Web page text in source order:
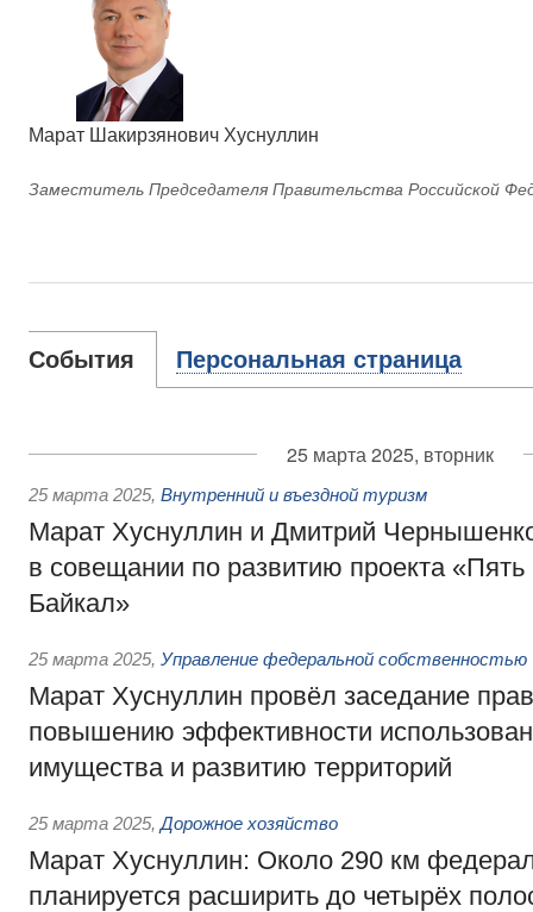
Марат Шакирзянович Хуснуллин
Заместитель Председателя Правительства Российской
События Персональная страница
25 марта 2025, вторник
25 марта 2025, Внутренний и въездной туризм
Марат Хуснуллин и Дмитрий
в совещании по развитию проекта
Байкал»
25 марта 2025, Управление федеральной собственностью
Марат Хуснуллин провёл заседание
повышению эффективности
имущества и развитию территорий
25 марта 2025, Дорожное хозяйство
Марат Хуснуллин: Около 290 км
планируется расширить до четырёх